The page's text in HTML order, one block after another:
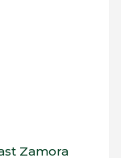
Zamora